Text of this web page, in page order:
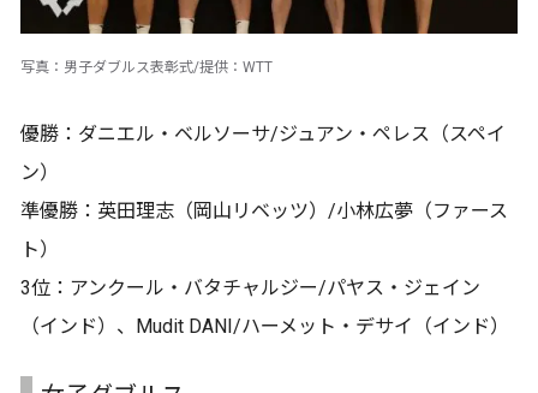
写真：男子ダブルス表彰式/提供：WTT
優勝：ダニエル・ベルソーサ/ジュアン・ペレス（スペイ
ン）
準優勝：英田理志（岡山リベッツ）/小林広夢（ファース
ト）
3位：アンクール・バタチャルジー/パヤス・ジェイン
（インド）、Mudit DANI/ハーメット・デサイ（インド）